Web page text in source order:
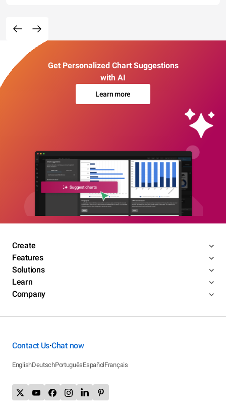
Get Personalized Chart Suggestions
with AI
Learn more
Create
Features
Solutions
Learn
Company
Contact Us•Chat now
EnglishDeutschPortuguêsEspañolFrançais